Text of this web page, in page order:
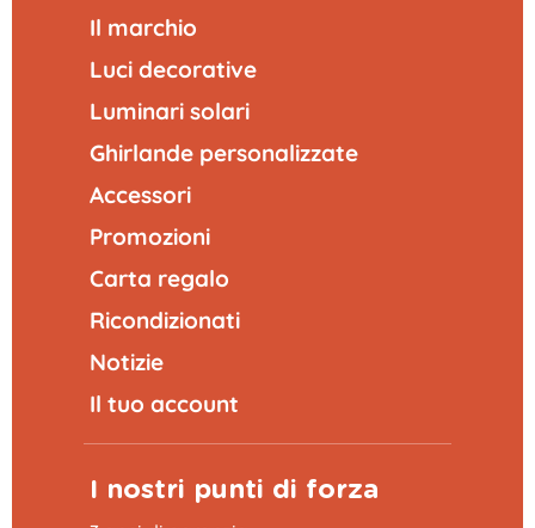
Il marchio
Luci decorative
Luminari solari
Ghirlande personalizzate
Accessori
Promozioni
Carta regalo
Ricondizionati
Notizie
Il tuo account
I nostri punti di forza